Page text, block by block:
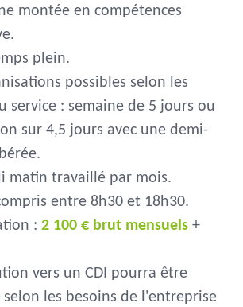
montée en compétences
plein.
possibles selon les
service : semaine de 5 jours ou
sur 4,5 jours avec une demi-
matin travaillé par mois.
entre 8h30 et 18h30.
: 2 100 € brut mensuels +
vers un CDI pourra être
selon les besoins de l'entreprise